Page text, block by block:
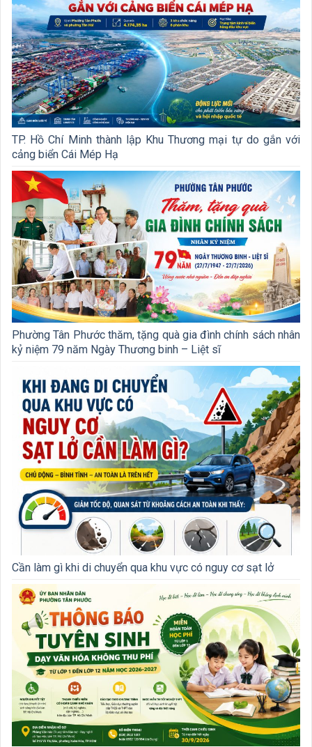
TP. Hồ Chí Minh thành lập Khu Thương mại tự do gắn với
cảng biển Cái Mép Hạ
Phường Tân Phước thăm, tặng quà gia đình chính sách nhân
kỷ niệm 79 năm Ngày Thương binh – Liệt sĩ
Cần làm gì khi di chuyển qua khu vực có nguy cơ sạt lở